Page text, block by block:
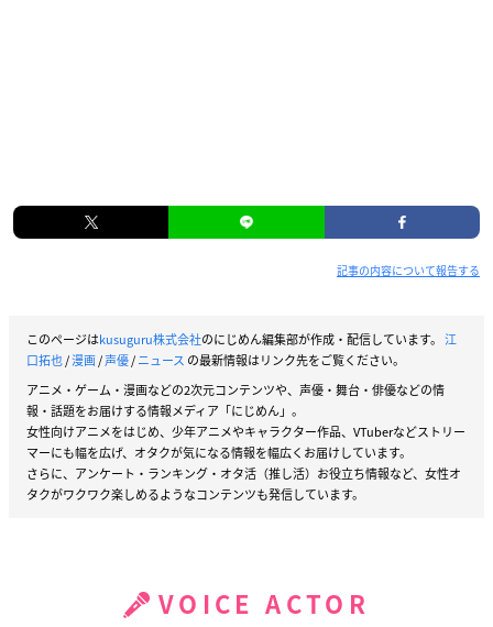
記事の内容について報告する
このページはkusuguru株式会社のにじめん編集部が作成・配信しています。 江
口拓也/漫画/声優/ニュース の最新情報はリンク先をご覧ください。
アニメ・ゲーム・漫画などの2次元コンテンツや、声優・舞台・俳優などの情
報・話題をお届けする情報メディア「にじめん」。
女性向けアニメをはじめ、少年アニメやキャラクター作品、VTuberなどストリー
マーにも幅を広げ、オタクが気になる情報を幅広くお届けしています。
さらに、アンケート・ランキング・オタ活（推し活）お役立ち情報など、女性オ
タクがワクワク楽しめるようなコンテンツも発信しています。
VOICE ACTOR